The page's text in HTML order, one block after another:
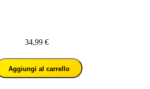
34,99 €
Aggiungi al carrello